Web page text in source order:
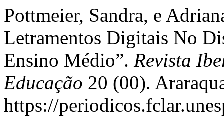
Pottmeier, Sandra, e
Letramentos Digitais No
Ensino Médio”. Revista
Educação 20 (00).
https://